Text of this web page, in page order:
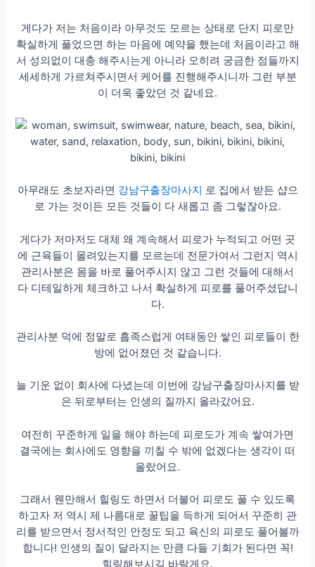
게다가 저는 처음이라 아무것도 모르는 상태로 단지 피로만
확실하게 풀었으면 하는 마음에 예약을 했는데 처음이라고 해
서 성의없이 대충 해주시는게 아니라 오히려 궁금한 점들까지
세세하게 가르쳐주시면서 케어를 진행해주시니까 그런 부분
이 더욱 좋았던 것 같네요.
아무래도 초보자라면 강남구출장마사지 로 집에서 받든 샵으
로 가는 것이든 모든 것들이 다 새롭고 좀 그렇잖아요.
게다가 저마저도 대체 왜 계속해서 피로가 누적되고 어떤 곳
에 근육들이 몰려있는지를 모르는데 전문가여서 그런지 역시
관리사분은 몸을 바로 풀어주시지 않고 그런 것들에 대해서
다 디테일하게 체크하고 나서 확실하게 피로를 풀어주셨답니
다.
관리사분 덕에 정말로 흡족스럽게 여태동안 쌓인 피로들이 한
방에 없어졌던 것 같습니다.
늘 기운 없이 회사에 다녔는데 이번에 강남구출장마사지를 받
은 뒤로부터는 인생의 질까지 올라갔어요.
여전히 꾸준하게 일을 해야 하는데 피로도가 계속 쌓여가면
결국에는 회사에도 영향을 끼칠 수 밖에 없겠다는 생각이 떠
올랐어요.
그래서 웬만해서 힐링도 하면서 더불어 피로도 풀 수 있도록
하고자 저 역시 제 나름대로 꿀팁을 득하게 되어서 꾸준히 관
리를 받으면서 정서적인 안정도 되고 육신의 피로도 풀어볼까
합니다! 인생의 질이 달라지는 만큼 다들 기회가 된다면 꼭!
힐링해보시길 바랄게요.